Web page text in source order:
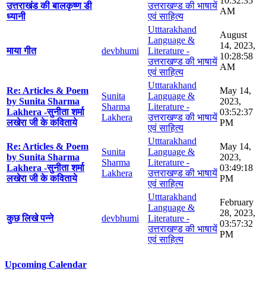
उत्तराखंड की बालकृष्ण डी
ध्यानी
उत्तराखण्ड की भाषायें
एवं साहित्य
AM
माया गीत devbhumi
Utttarakhand
Language &
Literature -
उत्तराखण्ड की भाषायें
एवं साहित्य
August
14, 2023,
10:28:58
AM
Re: Articles & Poem
by Sunita Sharma
Lakhera -सुनीता शर्मा
लखेरा जी के कविताये
Sunita
Sharma
Lakhera
Utttarakhand
Language &
Literature -
उत्तराखण्ड की भाषायें
एवं साहित्य
May 14,
2023,
03:52:37
PM
Re: Articles & Poem
by Sunita Sharma
Lakhera -सुनीता शर्मा
लखेरा जी के कविताये
Sunita
Sharma
Lakhera
Utttarakhand
Language &
Literature -
उत्तराखण्ड की भाषायें
एवं साहित्य
May 14,
2023,
03:49:18
PM
कुछ लिखे पन्ने devbhumi
Utttarakhand
Language &
Literature -
उत्तराखण्ड की भाषायें
एवं साहित्य
February
28, 2023,
03:57:32
PM
Upcoming Calendar